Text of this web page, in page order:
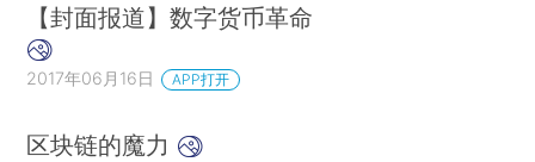
【封面报道】数字货币革命
2017年06月16日 APP打开
区块链的魔力